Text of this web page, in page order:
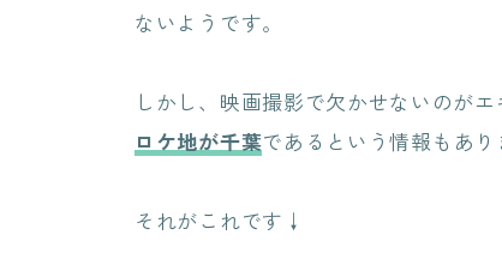
ないようです。
しかし、映画撮影で欠かせないのが
ロケ地が千葉であるという情報もあり
それがこれです↓